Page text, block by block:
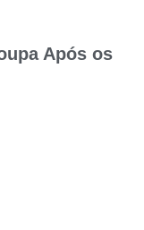
Após os